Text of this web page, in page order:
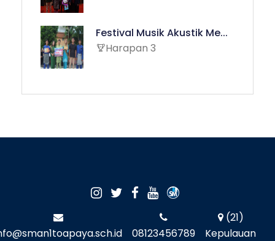
Festival Musik Akustik Me...
Harapan 3
08123456789
(21)
Kepulauan